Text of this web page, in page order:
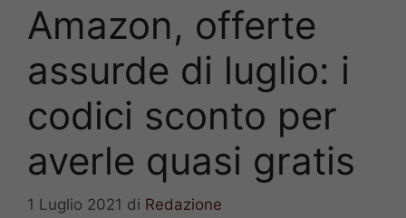
Amazon, offerte
assurde di luglio: i
codici sconto per
averle quasi gratis
1 Luglio 2021 di Redazione